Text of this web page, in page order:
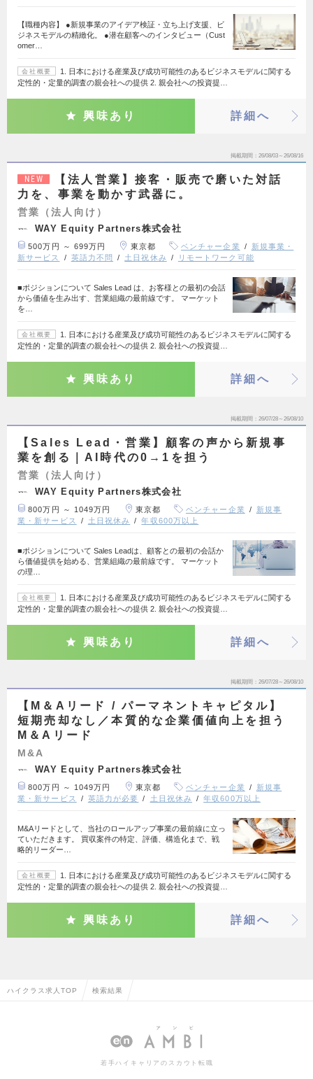
【職種内容】 ●新規事業のアイデア検証・立ち上げ支援、ビ
ジネスモデルの精緻化。 ●潜在顧客へのインタビュー（Cust
omer…
会社概要
1. 日本における産業及び成功可能性のあるビジネスモデルに関する
定性的・定量的調査の親会社への提供 2. 親会社への投資提…
興味あり 詳細へ
掲載期間 26/08/03～26/08/16
NEW
【法人営業】接客・販売で磨いた対話
力を、事業を動かす武器に。
営業（法人向け）
WAY Equity Partners株式会社
500万円 ～ 699万円 東京都 ベンチャー企業
新規事業・
新サービス
英語力不問 土日祝休み リモートワーク可能
■ポジションについて Sales Lead は、お客様との最初の会話
から価値を生み出す、営業組織の最前線です。 マーケット
を…
会社概要
1. 日本における産業及び成功可能性のあるビジネスモデルに関する
定性的・定量的調査の親会社への提供 2. 親会社への投資提…
興味あり 詳細へ
掲載期間 26/07/28～26/08/10
【Sales Lead・営業】顧客の声から新規事
業を創る｜AI時代の0→1を担う
営業（法人向け）
WAY Equity Partners株式会社
800万円 ～ 1049万円 東京都 ベンチャー企業
新規事
業・新サービス
土日祝休み 年収600万以上
■ポジションについて Sales Leadは、顧客との最初の会話か
ら価値提供を始める、営業組織の最前線です。 マーケット
の理…
会社概要
1. 日本における産業及び成功可能性のあるビジネスモデルに関する
定性的・定量的調査の親会社への提供 2. 親会社への投資提…
興味あり 詳細へ
掲載期間 26/07/28～26/08/10
【M＆Aリード / パーマネントキャピタル】
短期売却なし／本質的な企業価値向上を担う
M＆Aリード
M&A
WAY Equity Partners株式会社
800万円 ～ 1049万円 東京都 ベンチャー企業
新規事
業・新サービス
英語力が必要 土日祝休み 年収600万以上
M&Aリードとして、当社のロールアップ事業の最前線に立っ
ていただきます。 買収案件の特定、評価、構造化まで、戦
略的リーダー…
会社概要
1. 日本における産業及び成功可能性のあるビジネスモデルに関する
定性的・定量的調査の親会社への提供 2. 親会社への投資提…
興味あり 詳細へ
ハイクラス求人TOP 検索結果
若手ハイキャリアのスカウト転職